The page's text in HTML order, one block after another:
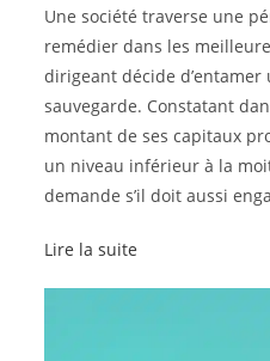
Une société traverse une
remédier dans les
dirigeant décide
sauvegarde. Constatant
montant de ses capitaux
un niveau inférieur à la
demande s’il doit aussi
Lire la suite